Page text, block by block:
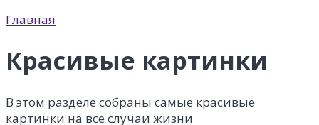
Главная
Красивые картинки
В этом разделе собраны самые красивые
картинки на все случаи жизни